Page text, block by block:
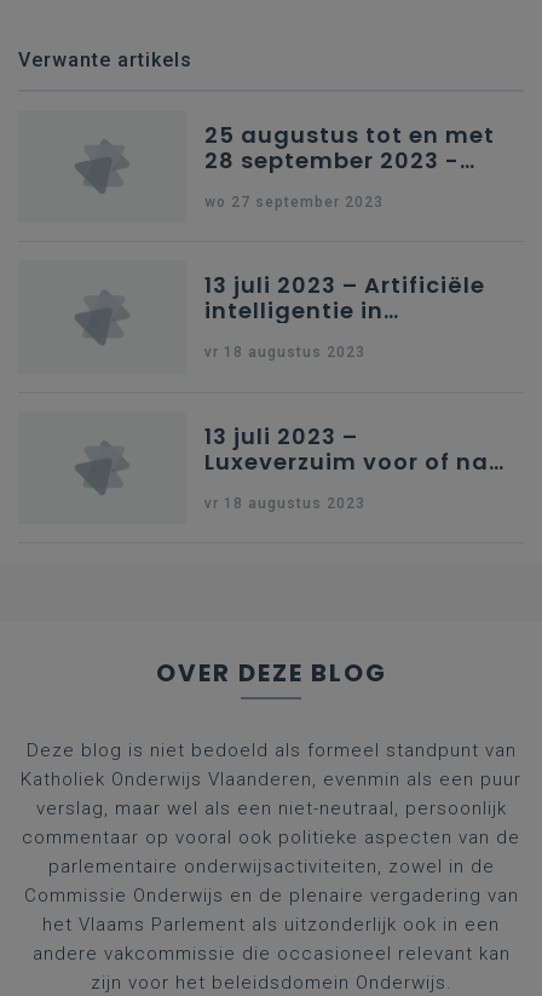
Verwante artikels
25 augustus tot en met
28 september 2023 -
wo 27 september 2023
13 juli 2023 – Artificiële
intelligentie in
vr 18 augustus 2023
13 juli 2023 –
Luxeverzuim voor of na
vr 18 augustus 2023
OVER DEZE BLOG
Deze blog is niet bedoeld als formeel standpunt van
Katholiek Onderwijs Vlaanderen, evenmin als een puur
verslag, maar wel als een niet-neutraal, persoonlijk
commentaar op vooral ook politieke aspecten van de
parlementaire onderwijsactiviteiten, zowel in de
Commissie Onderwijs en de plenaire vergadering van
het Vlaams Parlement als uitzonderlijk ook in een
andere vakcommissie die occasioneel relevant kan
zijn voor het beleidsdomein Onderwijs.